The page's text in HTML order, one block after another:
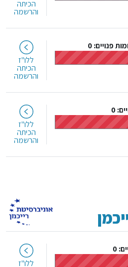
הכיתה
והרשמה
פנויים: 0
ללו"ז
הכיתה
והרשמה
0
ללו"ז
הכיתה
והרשמה
0
ללו"ז